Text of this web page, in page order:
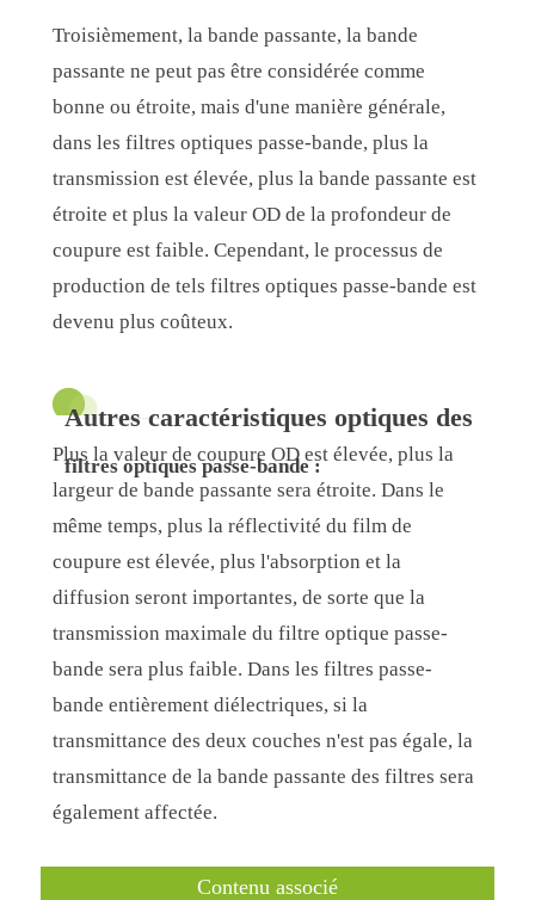
Troisièmement, la bande passante, la bande
passante ne peut pas être considérée comme
bonne ou étroite, mais d'une manière générale,
dans les filtres optiques passe-bande, plus la
transmission est élevée, plus la bande passante est
étroite et plus la valeur OD de la profondeur de
coupure est faible. Cependant, le processus de
production de tels filtres optiques passe-bande est
devenu plus coûteux.
Autres caractéristiques optiques des
filtres optiques passe-bande :
Plus la valeur de coupure OD est élevée, plus la
largeur de bande passante sera étroite. Dans le
même temps, plus la réflectivité du film de
coupure est élevée, plus l'absorption et la
diffusion seront importantes, de sorte que la
transmission maximale du filtre optique passe-
bande sera plus faible. Dans les filtres passe-
bande entièrement diélectriques, si la
transmittance des deux couches n'est pas égale, la
transmittance de la bande passante des filtres sera
également affectée.
Contenu associé